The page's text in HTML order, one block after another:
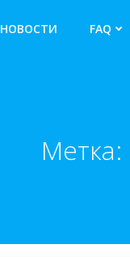
НОВОСТИ FAQ
Метка: